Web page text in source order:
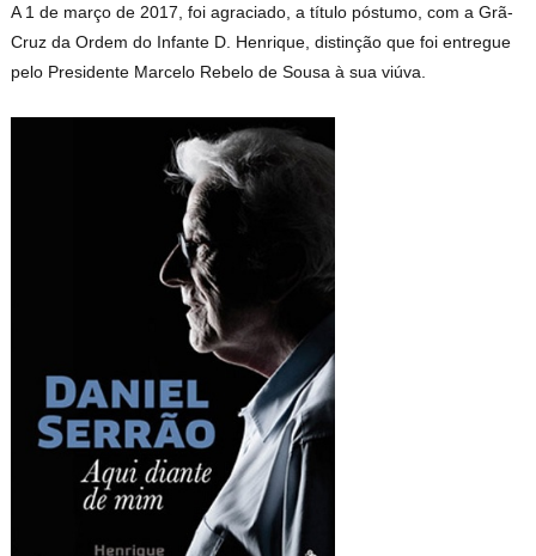
A 1 de março de 2017, foi agraciado, a título póstumo, com a Grã-
Cruz da Ordem do Infante D. Henrique, distinção que foi entregue
pelo Presidente Marcelo Rebelo de Sousa à sua viúva.